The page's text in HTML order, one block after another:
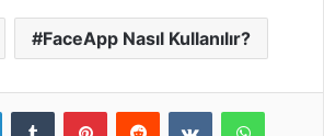
FaceApp Nasıl Kullanılır?
LinkedInTumblr PinterestReddit VKontakte